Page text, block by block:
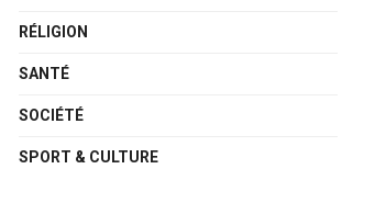
RÉLIGION
SANTÉ
SOCIÉTÉ
SPORT & CULTURE